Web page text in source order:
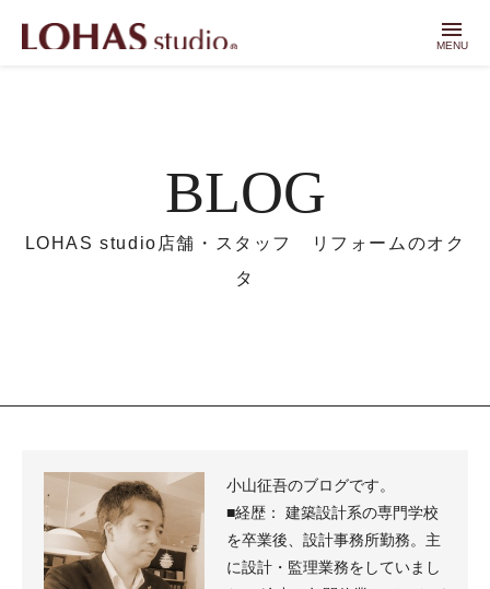
menu
MENU
BLOG
LOHAS studio店舗・スタッフ リフォームのオク
タ
小山征吾のブログです。
■経歴： 建築設計系の専門学校
を卒業後、設計事務所勤務。主
に設計・監理業務をしていまし